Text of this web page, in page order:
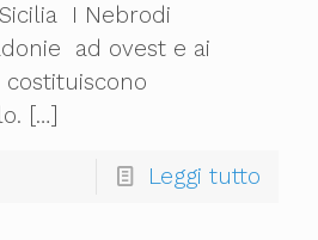
I Nebrodi
ad ovest e ai
costituiscono
[…]
Leggi tutto